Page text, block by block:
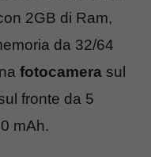
2GB di Ram,
da 32/64
fotocamera sul
fronte da 5
mAh.